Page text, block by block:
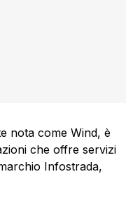
nota come Wind, è
che offre servizi
Infostrada,